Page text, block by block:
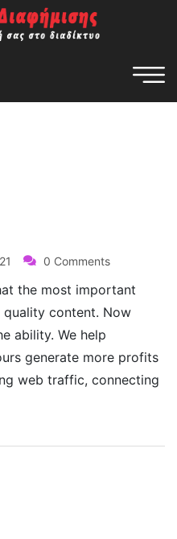
0 Comments
the most important
content. Now
ability. We help
generate more profits
web traffic, connecting